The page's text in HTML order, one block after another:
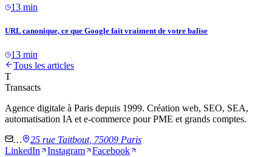
13 min
URL canonique, ce que Google fait vraiment de votre balise
13 min
Tous les articles
T
Transacts
Agence digitale à Paris depuis 1999. Création web, SEO, SEA,
automatisation IA et e-commerce pour PME et grands comptes.
…
25 rue Taitbout, 75009 Paris
LinkedIn
Instagram Facebook